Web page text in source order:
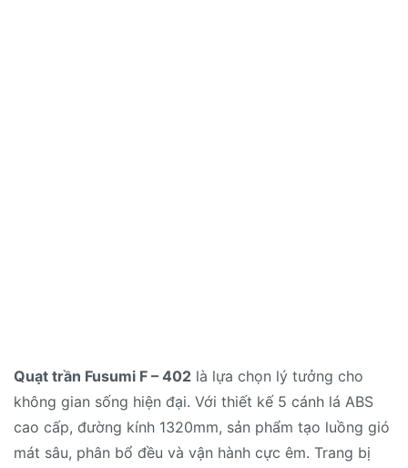
Quạt trần Fusumi F – 402 là lựa chọn lý tưởng cho
không gian sống hiện đại. Với thiết kế 5 cánh lá ABS
cao cấp, đường kính 1320mm, sản phẩm tạo luồng gió
mát sâu, phân bổ đều và vận hành cực êm. Trang bị